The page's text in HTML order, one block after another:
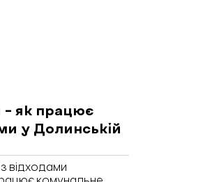
– як працює
у Долинській
відходами